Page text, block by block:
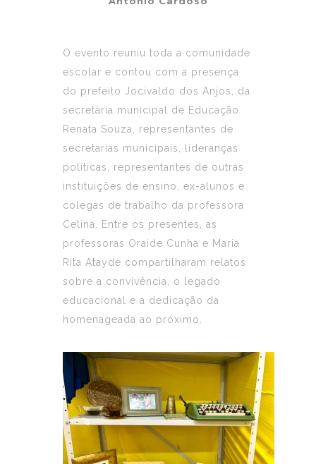
O evento reuniu toda a comunidade
escolar e contou com a presença
do prefeito Jocivaldo dos Anjos, da
secretária municipal de Educação
Renata Souza, representantes de
secretarias municipais, lideranças
políticas, representantes de outras
instituições de ensino, ex-alunos e
colegas de trabalho da professora
Celina. Entre os presentes, as
professoras Oraide Cunha e Maria
Rita Atayde compartilharam relatos
sobre a convivência, o legado
educacional e a dedicação da
homenageada ao próximo.